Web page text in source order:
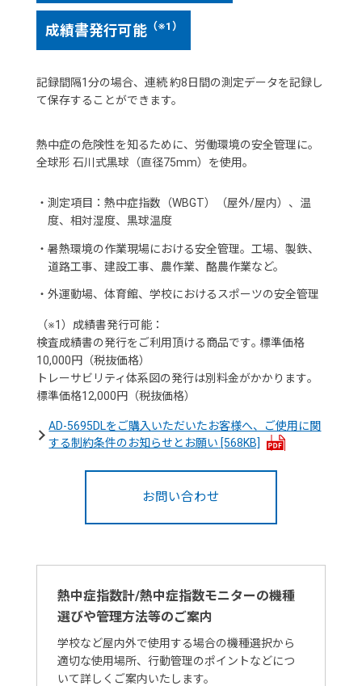
成績書発行可能（※1）
記録間隔1分の場合、連続 約8日間の測定データを記録し
て保存することができます。
熱中症の危険性を知るために、労働環境の安全管理に。
全球形 石川式黒球（直径75mm）を使用。
・ 測定項目：熱中症指数（WBGT）（屋外/屋内）、温
度、相対湿度、黒球温度
・ 暑熱環境の作業現場における安全管理。工場、製鉄、
道路工事、建設工事、農作業、酪農作業など。
・ 外運動場、体育館、学校におけるスポーツの安全管理
（※1）成績書発行可能：
検査成績書の発行をご利用頂ける商品です｡ 標準価格
10,000円（税抜価格）
トレーサビリティ体系図の発行は別料金がかかります｡
標準価格12,000円（税抜価格）
AD-5695DLをご購入いただいたお客様へ、ご使用に関
する制約条件のお知らせとお願い [568KB]
お問い合わせ
熱中症指数計/熱中症指数モニターの機種
選びや管理方法等のご案内
学校など屋内外で使用する場合の機種選択から
適切な使用場所、行動管理のポイントなどにつ
いて詳しくご案内いたします。